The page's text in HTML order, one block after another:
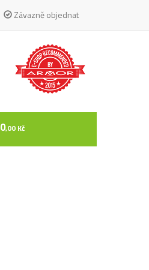
Závazně objednat
0,00 Kč